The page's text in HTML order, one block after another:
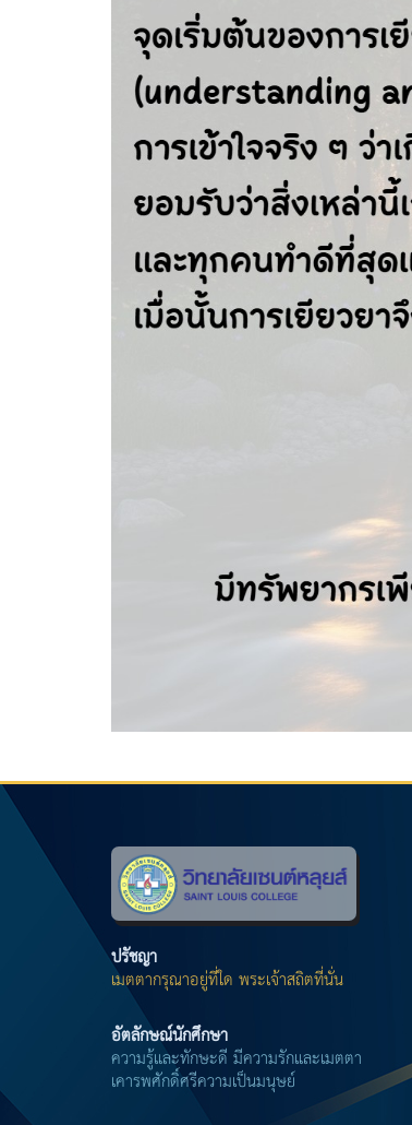
ปรัชญา
เมตตากรุณาอยู่ที่ใด พระเจ้าสถิตที่นั่น
อัตลักษณ์นักศึกษา
ความรู้และทักษะดี มีความรักและเมตตา
เคารพศักดิ์ศรีความเป็นมนุษย์